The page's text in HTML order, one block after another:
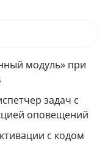
модуль» при
задач с
оповещений
с кодом